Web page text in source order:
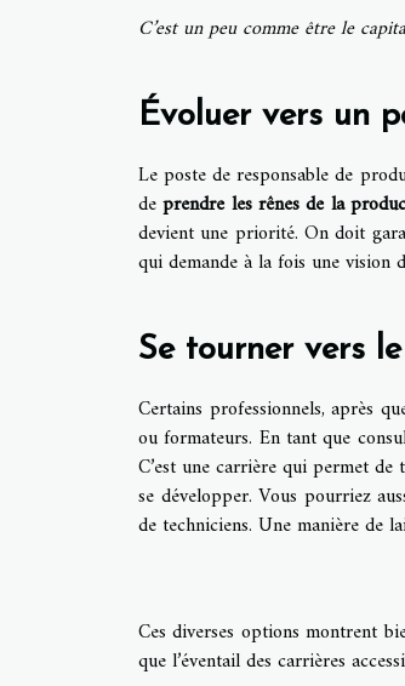
C’est un peu comme être le
Évoluer vers un
Le poste de responsable de
deprendre les rênes de la
devient une priorité. On doit
qui demande à la fois une vision
Se tourner vers
Certains professionnels, après
ou formateurs. En tant que
C’est une carrière qui permet
se développer. Vous pourriez
de techniciens. Une manière de
Ces diverses options montrent
que l’éventail des carrières